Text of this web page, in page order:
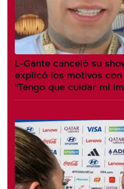
L-Gante canceló su
explicó los motivos
"Tengo que cuidar mi